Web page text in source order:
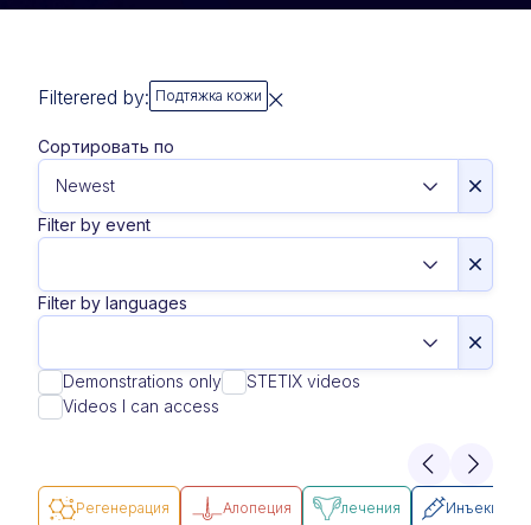
Filterered by: Подтяжка кожи
Сортировать по
Filter by event
Filter by languages
Demonstrations only
STETIX videos
Videos I can access
Pегенерация Алопеция лечения Инъекции